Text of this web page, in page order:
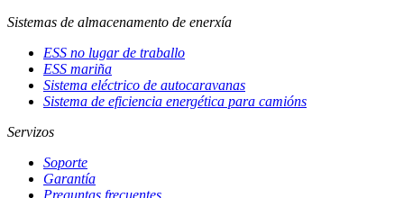
Sistemas de almacenamento de enerxía
ESS no lugar de traballo
ESS mariña
Sistema eléctrico de autocaravanas
Sistema de eficiencia energética para camións
Servizos
Soporte
Garantía
Preguntas frecuentes